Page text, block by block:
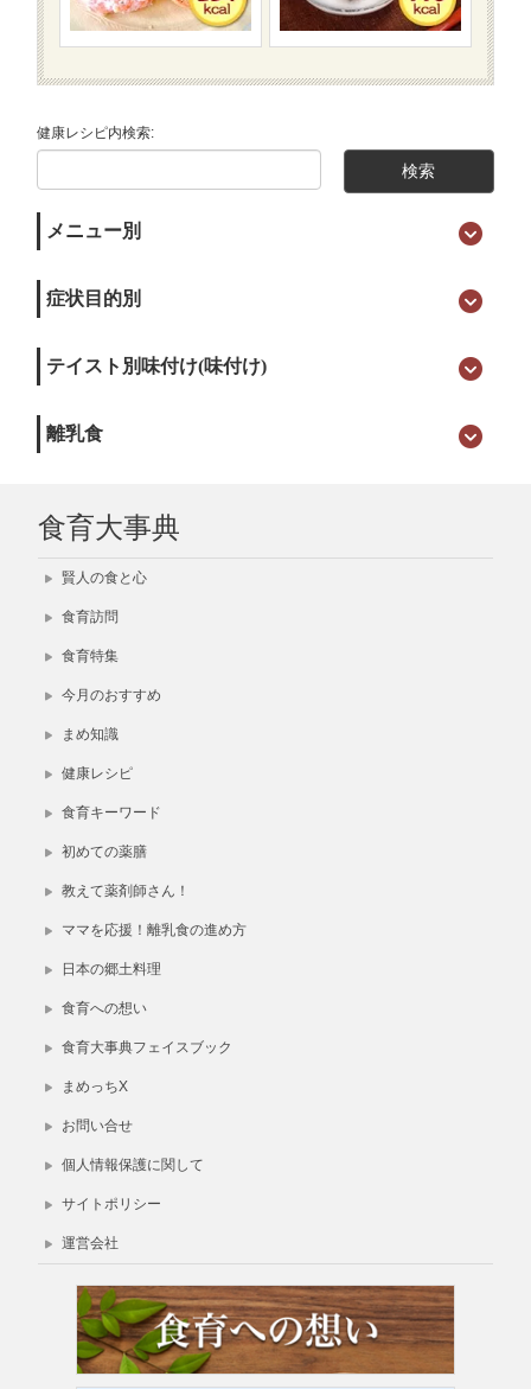
健康レシピ内検索:
メニュー別
症状目的別
テイスト別味付け(味付け)
離乳食
食育大事典
賢人の食と心
食育訪問
食育特集
今月のおすすめ
まめ知識
健康レシピ
食育キーワード
初めての薬膳
教えて薬剤師さん！
ママを応援！離乳食の進め方
日本の郷土料理
食育への想い
食育大事典フェイスブック
まめっちX
お問い合せ
個人情報保護に関して
サイトポリシー
運営会社